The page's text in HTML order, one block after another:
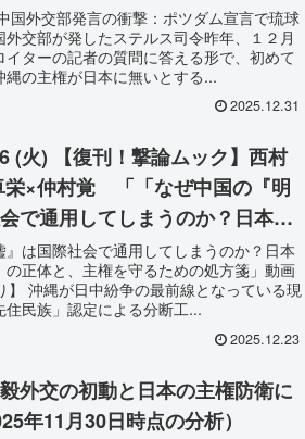
国外交部発言の衝撃：ポツダム宣言で琉球
交部が発したステルス司令昨年、１２月
ターの記者の質問に答える形で、初めて
の主権が日本に無いとする...
2025.12.31
(火) 【復刊！撃論ムック】西村
×仲村覚 「「なぜ中国の『明
で通用してしまうのか？日本を
』の正体と、主権を守るための
』は国際社会で通用してしまうのか？日本
正体と、主権を守るための処方箋」動画
】 沖縄が日中紛争の最前線となっている現
民族」認定による分断工...
2025.12.23
外交の初動と日本の主権防衛に
年11月30日時点の分析）